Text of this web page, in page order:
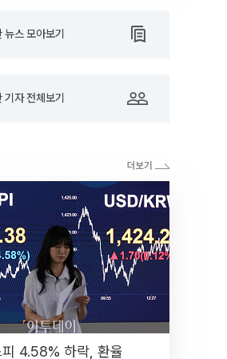
뉴스 모아보기
기자 전체보기
피 4.58% 하락, 환율